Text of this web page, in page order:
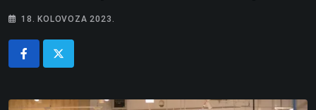
18. KOLOVOZA 2023.